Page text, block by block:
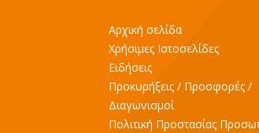
Αρχική σελίδα
Χρήσιμες Ιστοσελίδες
Ειδήσεις
Προκυρήξεις / Προσφορές /
Διαγωνισμοί
Πολιτική Προστασίας